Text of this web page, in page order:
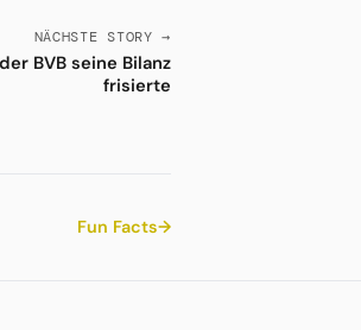
NÄCHSTE STORY →
BVB seine Bilanz
frisierte
Fun Facts→